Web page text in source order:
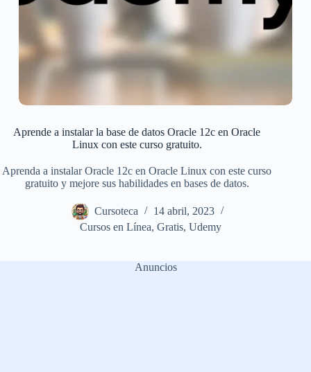
Aprende a instalar la base de datos Oracle 12c en Oracle
Linux con este curso gratuito.
Aprenda a instalar Oracle 12c en Oracle Linux con este curso
gratuito y mejore sus habilidades en bases de datos.
Cursoteca
14 abril, 2023
Cursos en Línea,Gratis,Udemy
Anuncios